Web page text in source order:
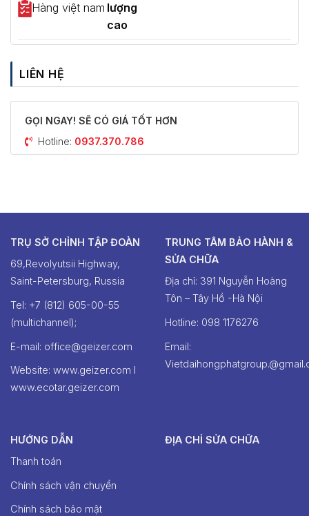
Hàng việt nam lượng
cao
LIÊN HỆ
GỌI NGAY! SẼ CÓ GIÁ TỐT HƠN
Hotline: 0937.370.786
TRỤ SỞ CHỈNH TẬP ĐOÀN
69,Revolyutsii Highway,
Saint-Petersburg, Russia
Tel: +7 (812) 605-00-55
(multichannel);
E-mail: office@geizer.com
Website: www.geizer.com I
www.ecotar.geizer.com
TRUNG TÂM BẢO HÀNH &
SỬA CHỮA
Địa chỉ: 391 Nguyễn Hoàng
Tôn – Tây Hồ -Hà Nội
Hotline: ‭098 1176276‬
Email:
HƯỚNG DẪN
Thanh toán
Chính sách vận chuyển
Chính sách bảo mật
ĐỊA CHỈ SỬA CHỮA